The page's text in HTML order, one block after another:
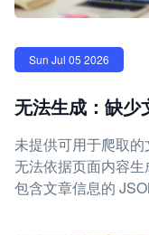
Sun Jul 05 2026
无法生成：缺少
未提供可用于爬取
无法依据页面内容
包含文章信息的